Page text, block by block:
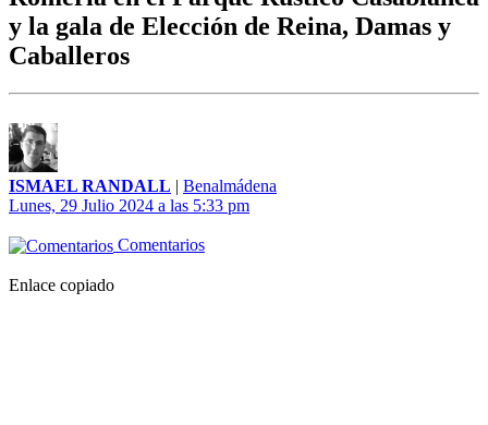
y la gala de Elección de Reina, Damas y
Caballeros
ISMAEL RANDALL | Benalmádena
Lunes, 29 Julio 2024 a las 5:33 pm
Comentarios
Enlace copiado